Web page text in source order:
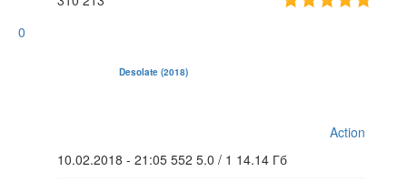
0
Desolate (2018)
Action
10.02.2018 - 21:05 552 5.0 / 1 14.14 Гб